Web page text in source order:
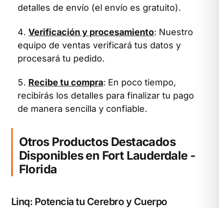
detalles de envío (el envío es gratuito).
Verificación y procesamiento: Nuestro
equipo de ventas verificará tus datos y
procesará tu pedido.
Recibe tu compra: En poco tiempo,
recibirás los detalles para finalizar tu pago
de manera sencilla y confiable.
Otros Productos Destacados
Disponibles en Fort Lauderdale -
Florida
Linq: Potencia tu Cerebro y Cuerpo